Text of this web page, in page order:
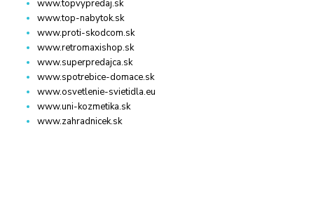
www.topvypredaj.sk
www.top-nabytok.sk
www.proti-skodcom.sk
www.retromaxishop.sk
www.superpredajca.sk
www.spotrebice-domace.sk
www.osvetlenie-svietidla.eu
www.uni-kozmetika.sk
www.zahradnicek.sk